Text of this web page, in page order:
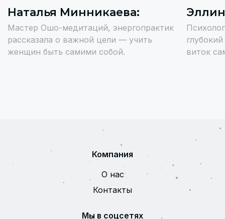
Наталья Минникаева:
Мастер Ошо-медитаций, энергопрактик
рассказала о важной цели — учить
женщин быть самими собой.
виток
Компания
О нас
Контакты
Мы в соцсетях